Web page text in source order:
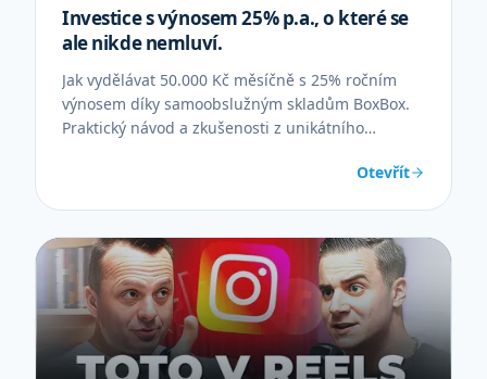
Investice s výnosem 25% p.a., o které se
ale nikde nemluví.
Jak vydělávat 50.000 Kč měsíčně s 25% ročním
výnosem díky samoobslužným skladům BoxBox.
Praktický návod a zkušenosti z unikátního
Otevřít